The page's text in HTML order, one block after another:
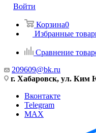
Войти
Корзина0
Избранные
Сравнение
209609@bk.ru
г. Хабаровск, ул. Ким
Вконтакте
Telegram
MAX